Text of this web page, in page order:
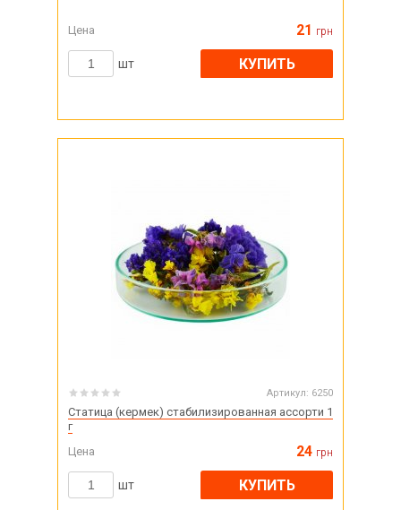
Цена 21 грн
шт КУПИТЬ
Артикул: 6250
Статица (кермек) стабилизированная ассорти 1
г
Цена
24 грн
шт КУПИТЬ